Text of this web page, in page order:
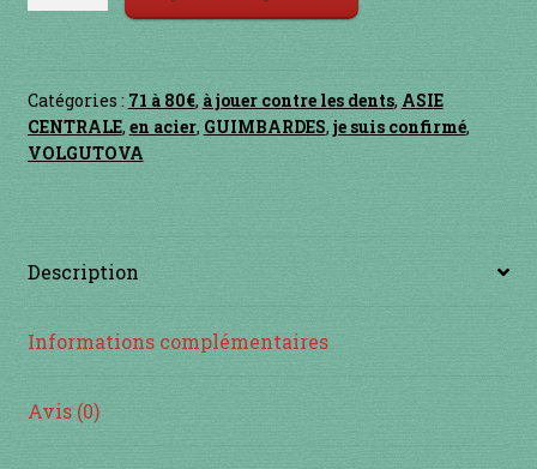
Contact
en acier
en bambou
en bronze
en plastique
Catégories : 71 à 80€, à jouer contre les dents, ASIE
CENTRALE, en acier, GUIMBARDES,je suis confirmé,
VOLGUTOVA
Description
Informations complémentaires
Avis (0)